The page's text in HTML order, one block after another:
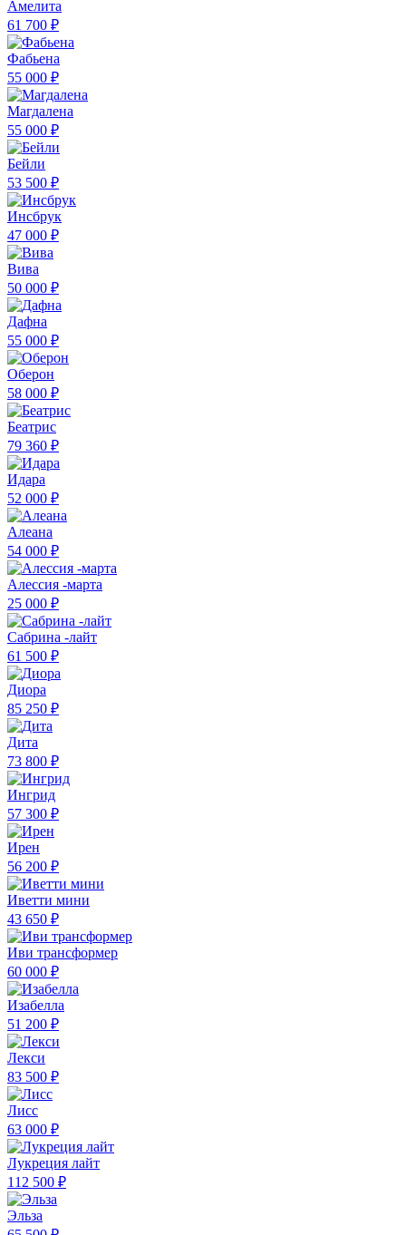
Амелита
61 700 ₽
Фабьена
55 000 ₽
Магдалена
55 000 ₽
Бейли
53 500 ₽
Инсбрук
47 000 ₽
Вива
50 000 ₽
Дафна
55 000 ₽
Оберон
58 000 ₽
Беатрис
79 360 ₽
Идара
52 000 ₽
Алеана
54 000 ₽
Алессия -марта
25 000 ₽
Сабрина -лайт
61 500 ₽
Диора
85 250 ₽
Дита
73 800 ₽
Ингрид
57 300 ₽
Ирен
56 200 ₽
Иветти мини
43 650 ₽
Иви трансформер
60 000 ₽
Изабелла
51 200 ₽
Лекси
83 500 ₽
Лисс
63 000 ₽
Лукреция лайт
112 500 ₽
Эльза